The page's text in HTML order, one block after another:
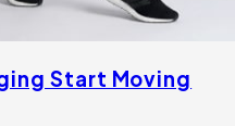
Start Moving